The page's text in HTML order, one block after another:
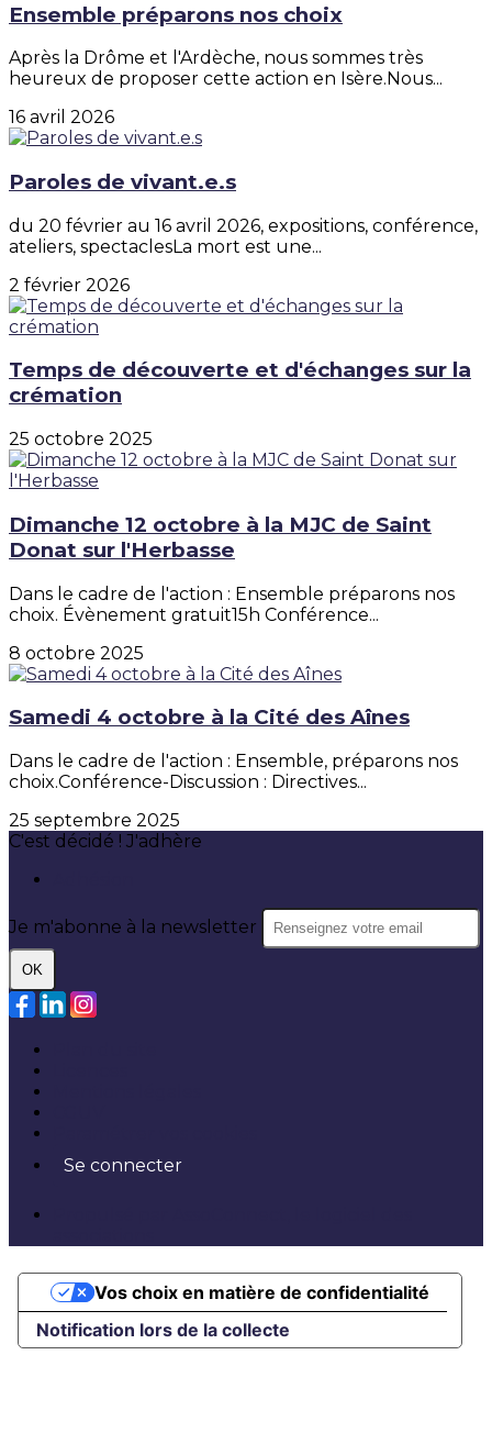
Ensemble préparons nos choix
Après la Drôme et l'Ardèche, nous sommes très
heureux de proposer cette action en Isère.Nous...
16 avril 2026
Paroles de vivant.e.s
du 20 février au 16 avril 2026, expositions, conférence,
ateliers, spectaclesLa mort est une...
2 février 2026
Temps de découverte et d'échanges sur la
crémation
25 octobre 2025
Dimanche 12 octobre à la MJC de Saint
Donat sur l'Herbasse
Dans le cadre de l'action : Ensemble préparons nos
choix. Évènement gratuit15h Conférence...
8 octobre 2025
Samedi 4 octobre à la Cité des Aînes
Dans le cadre de l'action : Ensemble, préparons nos
choix.Conférence-Discussion : Directives...
25 septembre 2025
C'est décidé ! J'adhère
Je m'abonne à la newsletter
OK
Se connecter
Notification lors de la collecte
Vos choix en matière de confidentialité